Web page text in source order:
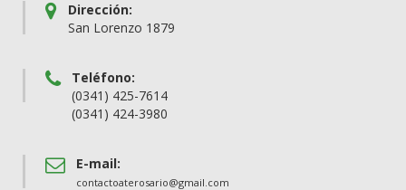
Dirección:
San Lorenzo 1879
Teléfono:
(0341) 425-7614
(0341) 424-3980
E-mail:
contactoaterosario@gmail.com